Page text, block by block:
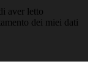
aver letto
dei miei dati